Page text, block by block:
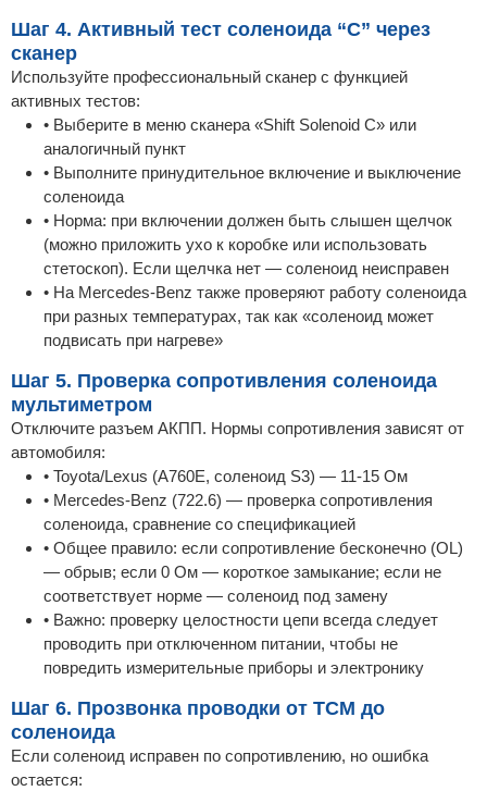
Шаг 4. Активный тест соленоида “C” через
сканер
Используйте профессиональный сканер с функцией
активных тестов:
• Выберите в меню сканера «Shift Solenoid C» или
аналогичный пункт
• Выполните принудительное включение и выключение
соленоида
• Норма: при включении должен быть слышен щелчок
(можно приложить ухо к коробке или использовать
стетоскоп). Если щелчка нет — соленоид неисправен
• На Mercedes-Benz также проверяют работу соленоида
при разных температурах, так как «соленоид может
подвисать при нагреве»
Шаг 5. Проверка сопротивления соленоида
мультиметром
Отключите разъем АКПП. Нормы сопротивления зависят от
автомобиля:
• Toyota/Lexus (A760E, соленоид S3) — 11-15 Ом
• Mercedes-Benz (722.6) — проверка сопротивления
соленоида, сравнение со спецификацией
• Общее правило: если сопротивление бесконечно (OL)
— обрыв; если 0 Ом — короткое замыкание; если не
соответствует норме — соленоид под замену
• Важно: проверку целостности цепи всегда следует
проводить при отключенном питании, чтобы не
повредить измерительные приборы и электронику
Шаг 6. Прозвонка проводки от TCM до
соленоида
Если соленоид исправен по сопротивлению, но ошибка
остается: